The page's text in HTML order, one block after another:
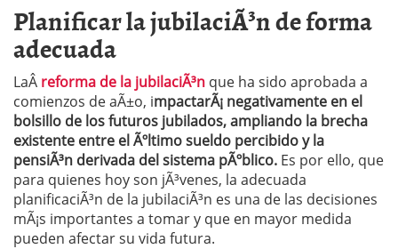
Planificar la jubilaciÃ³n de forma
adecuada
LaÂ reforma de la jubilaciÃ³n que ha sido aprobada a
comienzos de aÃ±o, impactarÃ¡ negativamente en el
bolsillo de los futuros jubilados, ampliando la brecha
existente entre el Ãºltimo sueldo percibido y la
pensiÃ³n derivada del sistema pÃºblico. Es por ello, que
para quienes hoy son jÃ³venes, la adecuada
planificaciÃ³n de la jubilaciÃ³n es una de las decisiones
mÃ¡s importantes a tomar y que en mayor medida
pueden afectar su vida futura.